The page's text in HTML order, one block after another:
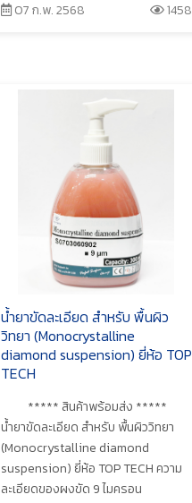
07 ก.พ. 2568 1458
น้ำยาขัดละเอียด สำหรับ พื้นผิว
วิทยา (Monocrystalline
diamond suspension) ยี่ห้อ TOP
TECH
***** สินค้าพร้อมส่ง *****
น้ำยาขัดละเอียด สำหรับ พื้นผิววิทยา
(Monocrystalline diamond
suspension) ยี่ห้อ TOP TECH ความ
ละเอียดของผงขัด 9 ไมครอน